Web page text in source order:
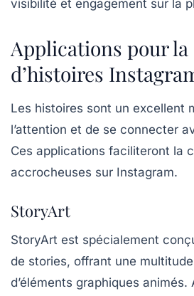
visibilité et engagement sur la
Applications pour
d’histoires
Les histoires sont un excellent
l’attention et de se connecter
Ces applications faciliteront la
accrocheuses sur Instagram.
StoryArt
StoryArt est spécialement
de stories, offrant une
d’éléments graphiques